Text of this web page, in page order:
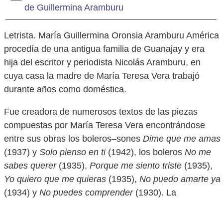
de Guillermina Aramburu
Letrista. María Guillermina Oronsia Aramburu América
procedía de una antigua familia de Guanajay y era
hija del escritor y periodista Nicolás Aramburu, en
cuya casa la madre de María Teresa Vera trabajó
durante años como doméstica.
Fue creadora de numerosos textos de las piezas
compuestas por María Teresa Vera encontrándose
entre sus obras los boleros–sones Dime que me amas
(1937) y Solo pienso en ti(1942), los boleros No me
sabes querer(1935), Porque me siento triste (1935),
Yo quiero que me quieras (1935), No puedo amarte ya
(1934) y No puedes comprender(1930). La